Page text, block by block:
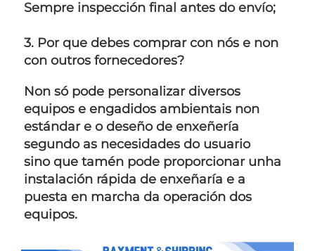
Sempre inspección final antes do envío;
3. Por que debes comprar con nós e non
con outros fornecedores?
Non só pode personalizar diversos
equipos e engadidos ambientais non
estándar e o deseño de enxeñería
segundo as necesidades do usuario
sino que tamén pode proporcionar unha
instalación rápida de enxeñaría e a
puesta en marcha da operación dos
equipos.